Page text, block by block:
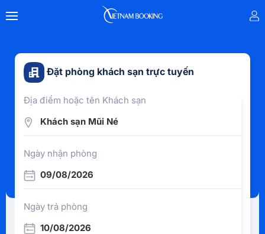
Đặt phòng khách sạn trực tuyến
Địa điểm hoặc tên Khách sạn
Khách sạn Mũi Né
Ngày nhận phòng
09/08/2026
Ngày trả phòng
10/08/2026